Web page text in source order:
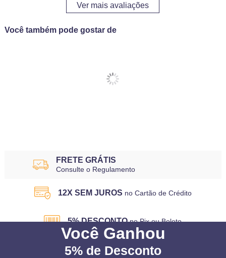
Ver mais avaliações
Você também pode gostar de
FRETE GRÁTIS
Consulte o Regulamento
12X SEM JUROS no Cartão de Crédito
5% DESCONTO no Pix ou Boleto
Você Ganhou
5% de Desconto